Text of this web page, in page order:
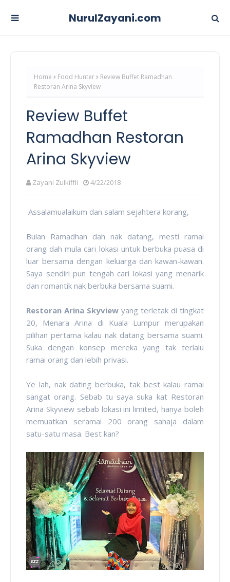
NurulZayani.com
Home Food Hunter
Review Buffet Ramadhan
Restoran Arina Skyview
Review Buffet
Ramadhan Restoran
Arina Skyview
Zayani Zulkiffli 4/22/2018
Assalamualaikum dan salam sejahtera korang,
Bulan Ramadhan dah nak datang, mesti ramai
orang dah mula cari lokasi untuk berbuka puasa di
luar bersama dengan keluarga dan kawan-kawan.
Saya sendiri pun tengah cari lokasi yang menarik
dan romantik nak berbuka bersama suami.
Restoran Arina Skyview yang terletak di tingkat
20, Menara Arina di Kuala Lumpur merupakan
pilihan pertama kalau nak datang bersama suami.
Suka dengan konsep mereka yang tak terlalu
ramai orang dan lebih privasi.
Ye lah, nak dating berbuka, tak best kalau ramai
sangat orang. Sebab tu saya suka kat Restoran
Arina Skyview sebab lokasi ini limited, hanya boleh
memuatkan seramai 200 orang sahaja dalam
satu-satu masa. Best kan?